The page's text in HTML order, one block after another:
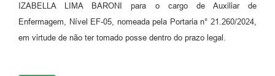
IZABELLA LIMA BARONI para o cargo de Auxiliar de
Enfermagem, Nível EF-05, nomeada pela Portaria n° 21.260/2024,
em virtude de não ter tomado posse dentro do prazo legal.